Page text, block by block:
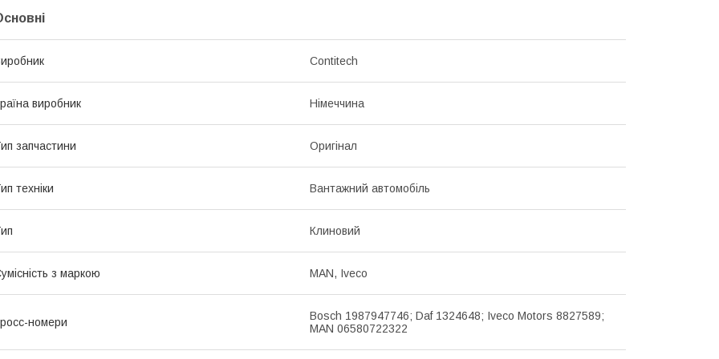
Contitech
виробник Німеччина
запчастини Оригінал
техніки Вантажний автомобіль
Клиновий
з маркою MAN, Iveco
номери
Bosch 1987947746; Daf 1324648; Iveco Motors 8827589;
MAN 06580722322